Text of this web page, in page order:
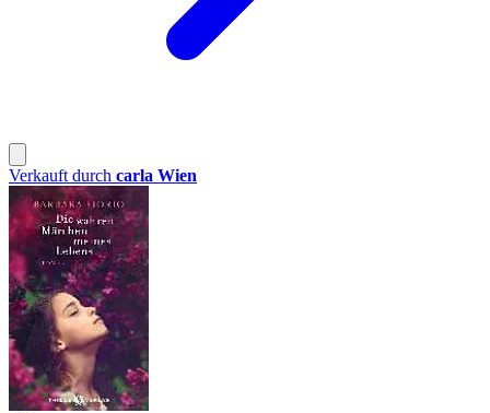
Verkauft durch carla Wien